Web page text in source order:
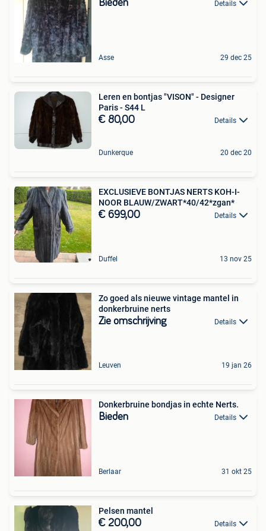
Bieden Details
Asse 29 dec 25
Leren en bontjas "VISON" - Designer
Paris - S44 L
€ 80,00 Details
Dunkerque 20 dec 20
EXCLUSIEVE BONTJAS NERTS KOH-I-
NOOR BLAUW/ZWART*40/42*zgan*
€ 699,00 Details
Duffel 13 nov 25
Zo goed als nieuwe vintage mantel in
donkerbruine nerts
Zie omschrijving Details
Leuven 19 jan 26
Donkerbruine bondjas in echte Nerts.
Bieden Details
Berlaar 31 okt 25
Pelsen mantel
€ 200,00 Details